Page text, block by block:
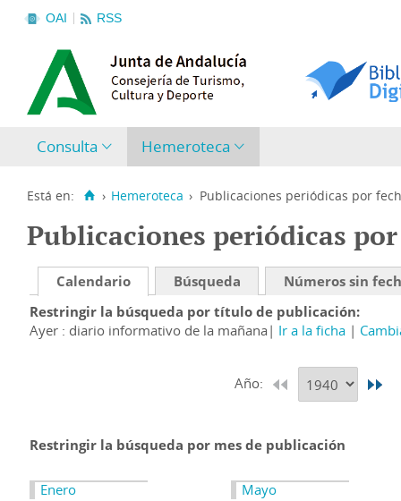
OAI RSS
Consulta Hemeroteca
Está en: › Hemeroteca › Publicaciones periódicas por
Publicaciones periódicas
Calendario Búsqueda
Números sin
Restringir la búsqueda por título de publicación
Ayer : diario informativo de la mañana
Ir a la ficha
Año:
Restringir la búsqueda por mes de publicación
Enero
Mayo